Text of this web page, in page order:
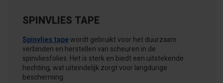
SPINVLIES TAPE
Spinvlies tapewordt gebruikt voor het duurzaam
verbinden en herstellen van scheuren in de
spinvliesfolies. Het is sterk en biedt een uitstekende
hechting, wat uiteindelijk zorgt voor langdurige
bescherming.